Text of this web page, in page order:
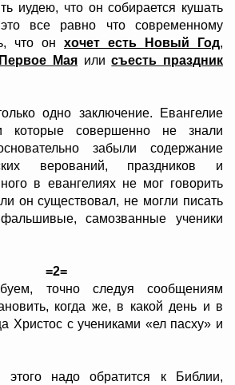
иудею, что он собирается кушать
все равно что современному
что он хочет есть Новый Год,
Мая илисъесть праздник
одно заключение. Евангелие
которые совершенно не знали
забыли содержание
верований, праздников и
в евангелиях не мог говорить
он существовал, не могли писать
самозванные ученики
=2=
точно следуя сообщениям
когда же, в какой день и в
Христос с учениками «ел пасху» и
этого надо обратится к Библии,